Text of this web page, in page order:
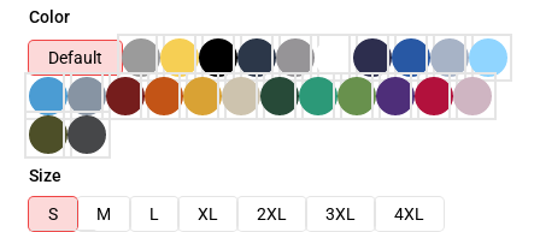
Color
Default
Size
S
M L XL 2XL 3XL
4XL